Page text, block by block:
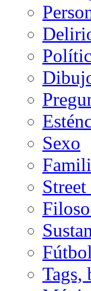
Sexo
Fútbol
Tags,